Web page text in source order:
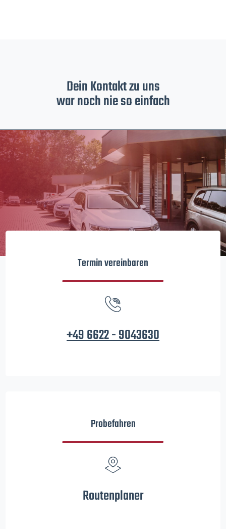
Dein Kontakt zu uns
war noch nie so einfach
Termin vereinbaren
+49 6622 - 9043630
Probefahren
Routenplaner